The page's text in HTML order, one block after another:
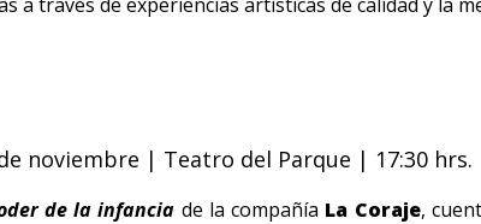
noviembre | Teatro del Parque | 17:30
de la infancia de la compañía La Coraje,